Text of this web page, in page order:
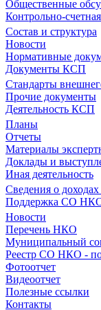
Общественные
Контрольно-
Состав и структура
Новости
Нормативные
Документы КСП
Стандарты
Прочие документы
Деятельность КСП
Планы
Отчеты
Материалы
Доклады и
Иная деятельность
Сведения о
Поддержка СО
Новости
Перечень НКО
Муниципальный
Реестр СО НКО -
Фотоотчет
Видеоотчет
Полезные ссылки
Контакты